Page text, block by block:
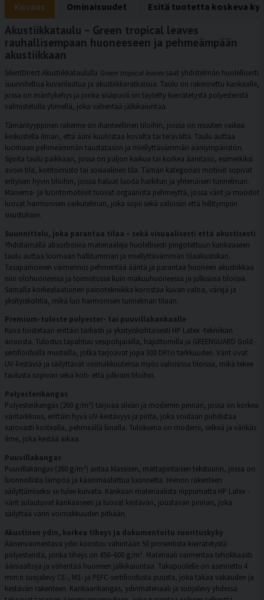
Kuvaus Ominaisuudet Esitä tuotetta koskeva
Akustiikkataulu – Green tropical leaves
rauhallisempaan huoneeseen ja pehmeämpään
akustiikkaan
SilentDirect Akustiikkataululla Green tropical leavessaat yhdistelmän huolellisesti
suunniteltua kuvanlaatua ja akustiikkaratkaisua. Taulu on rakennettu kankaalle,
jossa on mäntykehys ja jonka sisäpuoli on täytetty kierrätetystä polyesteristä
valmistetulla ytimellä, joka vähentää jälkikaiuntaa.
Tämäntyyppinen rakenne on ihanteellinen tiloihin, joissa on muuten vaikea
keskustella ilman, että ääni kuulostaa kovalta tai terävältä. Taulu auttaa
luomaan pehmeämmän taustatason ja miellyttävämmän ääniympäristön.
Sijoita taulu paikkaan, jossa on paljon kaikua tai korkea äänitaso, esimerkiksi
avoin tila, kotitoimisto tai sosiaalinen tila. Tämän kategorian motiivit sopivat
erityisen hyvin tiloihin, joissa haluat luoda harkitun ja yhtenäisen tunnelman.
Maisema- ja luontomotiivit tuovat orgaanista pehmeyttä, jossa värit ja muodot
luovat harmonisen vaikutelman, joka sopii sekä valoisiin että hillitympiin
sisustuksiin.
Suunnittelu, joka parantaa tilaa – sekä visuaalisesti että akustisesti
Yhdistämällä absorboivia materiaaleja huolellisesti pingotettuun kankaaseen
taulu auttaa luomaan hallitumman ja miellyttävämmän tilaakustiikan.
Tasapainoinen vaimennus pehmentää ääntä ja parantaa huoneen akustiikkaa
niin olohuoneessa ja toimistossa kuin makuuhuoneessa ja julkisissa tiloissa.
Samalla korkealaatuinen painotekniikka korostaa kuvan valoa, värejä ja
yksityiskohtia, mikä luo harmonisen tunnelman tilaan.
Premium-tuloste polyester- tai puuvillakankaalle
Kuva toistetaan erittäin tarkasti ja yksityiskohtaisesti HP Latex -tekniikan
ansiosta. Tulostus tapahtuu vesipohjaisilla, hajuttomilla ja GREENGUARD Gold -
sertifioiduilla musteilla, jotka tarjoavat jopa 300 DPI:n tarkkuuden. Värit ovat
UV-kestäviä ja säilyttävät voimakkuutensa myös valoisissa tiloissa, mikä tekee
taulusta sopivan sekä koti- että julkisiin tiloihin.
Polyesterikangas
Polyesterikangas (260 g/m²) tarjoaa sileän ja modernin pinnan, jossa on korkea
väritarkkuus, erittäin hyvä UV-kestävyys ja pinta, joka voidaan puhdistaa
varovasti kostealla, pehmeällä liinalla. Tuloksena on moderni, selkeä ja värikäs
ilme, joka kestää aikaa.
Puuvillakangas
Puuvillakangas (260 g/m²) antaa klassisen, mattapintaisen tekstuurin, jossa on
luonnollista lämpöä ja käsinmaalattua luonnetta. Hienon rakenteen
säilyttämiseksi se tulee kuivata. Kankaan materiaalista riippumatta HP Latex -
värit sulautuvat kankaaseen ja luovat kestävän, joustavan pinnan, joka
säilyttää värin voimakkuuden pitkään.
Akustinen ydin, korkea tiheys ja dokumentoitu suorituskyky
Äänenvaimentava ydin koostuu vähintään 50 prosentista kierrätetystä
polyesteristä, jonka tiheys on 450–600 g/m². Materiaali vaimentaa tehokkaasti
ääniaaltoja ja vähentää huoneen jälkikaiuntaa. Takapuolelle on asennettu 4
mm:n suojalevy CE-, M1- ja PEFC-sertifioidusta puusta, joka takaa vakauden ja
kestävän rakenteen. Kankaankangas, ydinmateriaali ja suojalevy yhdessä